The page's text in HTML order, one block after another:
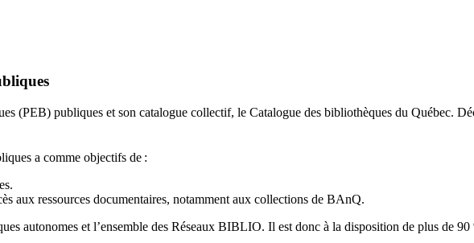
(PEB) publiques et son catalogue collectif, le Catalogue des bibliothèques du Québec.
a comme objectifs de :
aux ressources documentaires, notamment aux collections de BAnQ.
autonomes et l’ensemble des Réseaux BIBLIO. Il est donc à la disposition de plus de